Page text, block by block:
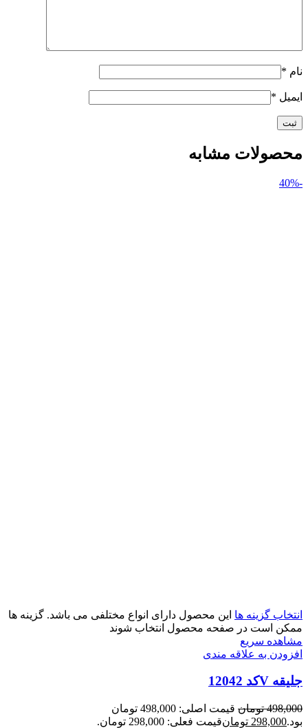
نام *
ایمیل *
محصولات مشابه
-40%
انتخاب گزینه ها این محصول دارای انواع مختلفی می باشد. گزینه ها
ممکن است در صفحه محصول انتخاب شوند
مشاهده سریع
افزودن به علاقه مندی
جلیقه Vکد 12042
498,000 تومان
قیمت اصلی: 498,000 تومان
بود.298,000 تومانقیمت فعلی: 298,000 تومان.